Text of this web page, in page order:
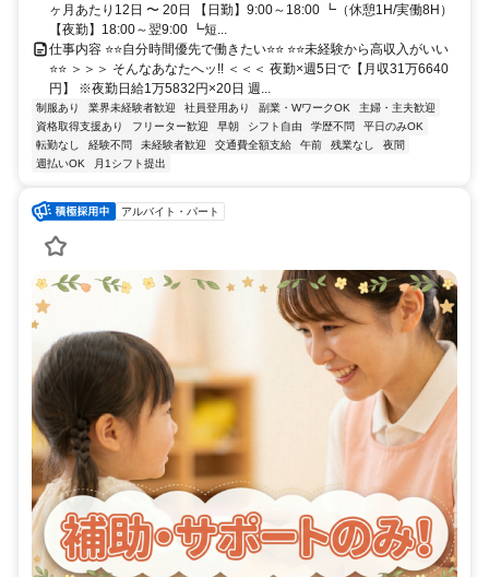
ヶ月あたり12日 〜 20日 【日勤】9:00～18:00 ┗（休憩1H/実働8H）
【夜勤】18:00～翌9:00 ┗短...
仕事内容 ⭐⭐自分時間優先で働きたい⭐⭐ ⭐⭐未経験から高収入がいい
⭐⭐ ＞＞＞ そんなあなたへッ!! ＜＜＜ 夜勤×週5日で【月収31万6640
円】 ※夜勤日給1万5832円×20日 週...
制服あり 業界未経験者歓迎 社員登用あり 副業・WワークOK
主婦・主夫歓迎
資格取得支援あり
フリーター歓迎 早朝 シフト自由 学歴不問
平日のみOK
転勤なし
経験不問 未経験者歓迎 交通費全額支給 午前 残業なし
夜間
週払いOK
月1シフト提出
アルバイト・パート